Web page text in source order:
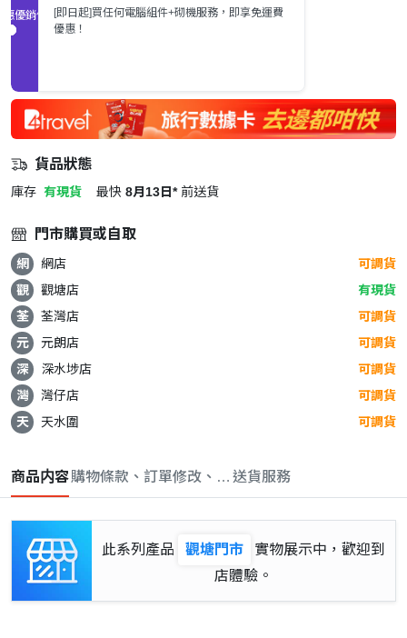
促銷優惠
[即日起]買任何電腦組件+砌機服務，即享免運費
優惠！
貨品狀態
庫存 有現貨 最快 8月13日* 前送貨
門市購買或自取
網 網店
可調貨
觀
觀塘店
有現貨
荃
荃灣店
可調貨
元
元朗店
可調貨
深
深水埗店
可調貨
灣
灣仔店
可調貨
天
天水圍 可調貨
商品内容購物條款、訂單修改、取消與退款政策
送貨服務
此系列產品 觀塘門市
實物展示中，歡迎到
店體驗。